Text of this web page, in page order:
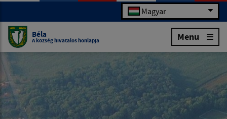
Magyar
Béla
A község hivatalos honlapja Menu